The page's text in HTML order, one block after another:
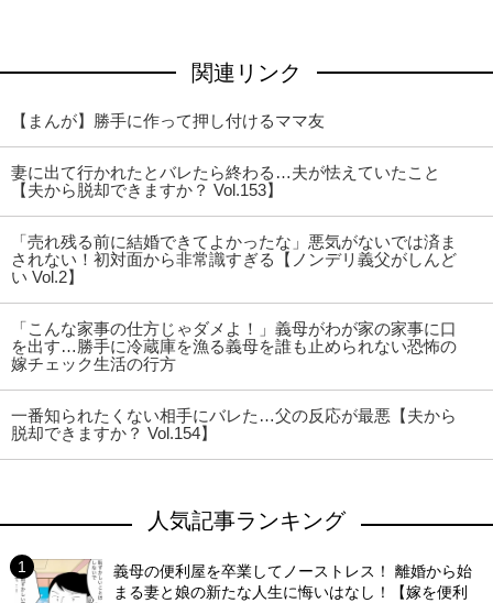
関連リンク
【まんが】勝手に作って押し付けるママ友
妻に出て行かれたとバレたら終わる…夫が怯えていたこと
【夫から脱却できますか？ Vol.153】
「売れ残る前に結婚できてよかったな」悪気がないでは済ま
されない！初対面から非常識すぎる【ノンデリ義父がしんど
い Vol.2】
「こんな家事の仕方じゃダメよ！」義母がわが家の家事に口
を出す…勝手に冷蔵庫を漁る義母を誰も止められない恐怖の
嫁チェック生活の行方
一番知られたくない相手にバレた…父の反応が最悪【夫から
脱却できますか？ Vol.154】
人気記事ランキング
義母の便利屋を卒業してノーストレス！ 離婚から始
まる妻と娘の新たな人生に悔いはなし！【嫁を便利